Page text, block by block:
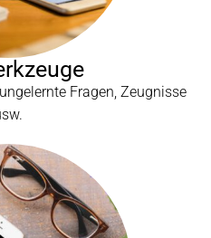
Fragen, Zeugnisse